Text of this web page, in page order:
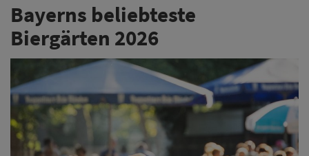
Bayerns beliebteste
Biergärten 2026